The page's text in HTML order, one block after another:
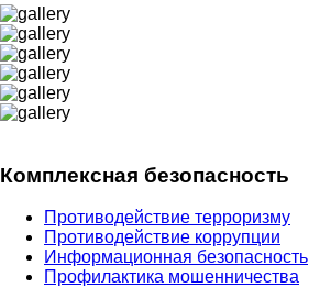
Комплексная безопасность
Противодействие терроризму
Противодействие коррупции
Информационная безопасность
Профилактика мошенничества